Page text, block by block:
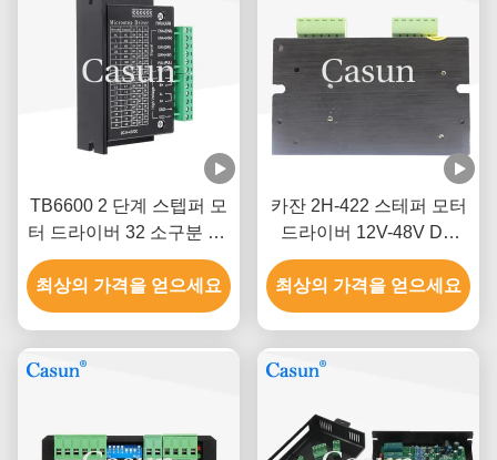
TB6600 2 단계 스텝퍼 모
터 드라이버 32 소구분 3D
프린터 스테퍼 운전자
최상의 가격을 얻으세요
카잔 2H-422 스테퍼 모터
드라이버 12V-48V DC
2.2A 낮은 진동
최상의 가격을 얻으세요